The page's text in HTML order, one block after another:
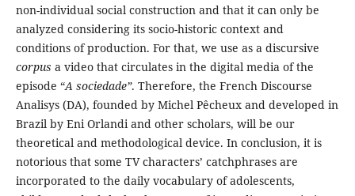
non-individual social construction and that it can only be
analyzed considering its socio-historic context and
conditions of production. For that, we use as a discursive
corpus a video that circulates in the digital media of the
episode “A sociedade”. Therefore, the French Discourse
Analisys (DA), founded by Michel Pêcheux and developed in
Brazil by Eni Orlandi and other scholars, will be our
theoretical and methodological device. In conclusion, it is
notorious that some TV characters’ catchphrases are
incorporated to the daily vocabulary of adolescents,